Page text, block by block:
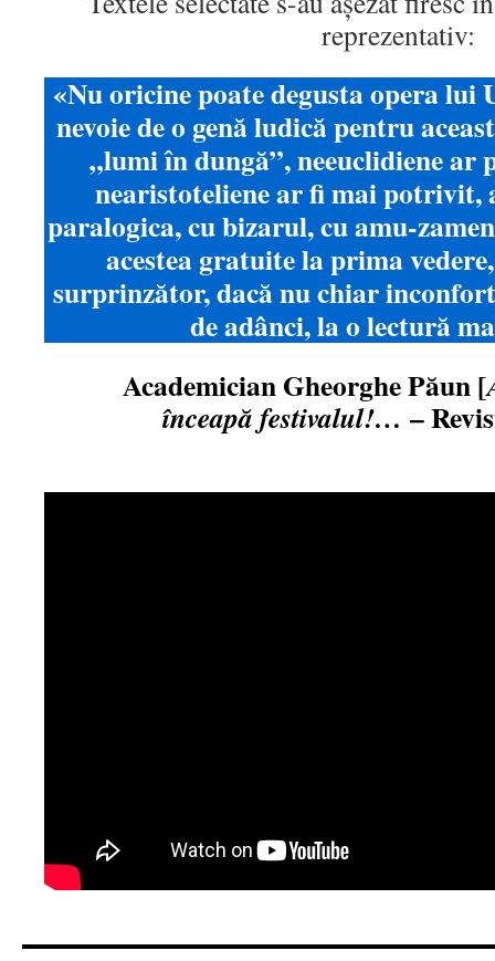
reprezentativ:
«Nu oricine poate degusta opera lui
nevoie de o genă ludică pentru
„lumi în dungă”, neeuclidiene ar
nearistoteliene ar fi mai potrivit,
paralogica, cu bizarul, cu amu-
acestea gratuite la prima
surprinzător, dacă nu chiar
de adânci, la o lectură
Academician Gheorghe Păun [
înceapă festivalul!… –